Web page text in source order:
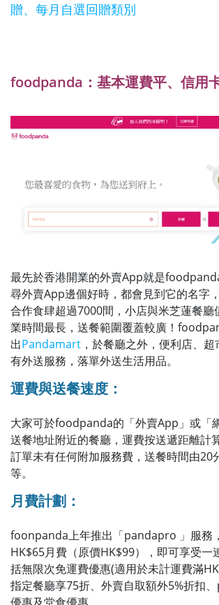
贈、每月自選回贈類別
foodpanda：基本運費平、信用
最先於香港開業的外賣App就是
尋外賣App邊個好時，都會見到它的名字
合作食肆超過7000間，小店與米芝蓮餐廳
業時間最長，送餐範圍覆蓋較廣！
出Pandamart ，於餐廳之外，便利店、
有外送服務，落單外送生活用品。
運費與送餐速度：
大家可於foodpanda的「外賣App」或「
送餐地址附近的餐廳，運費按送遞距離計
訂單未有任何附加服務費，送餐時間由20
等。
月費計劃：
foonpanda上年推出「pandapro 」服務
HK$65月費（原價HK$99），即可享受一
括無限次免運費優惠(適用於未計運費滿
指定餐廳享75折、外賣自取額外5%折扣